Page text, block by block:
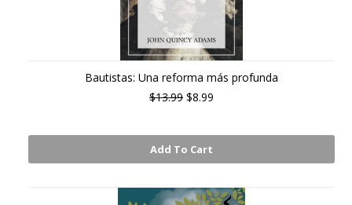
Bautistas: Una reforma más profunda
$13.99 $8.99
Add To Cart